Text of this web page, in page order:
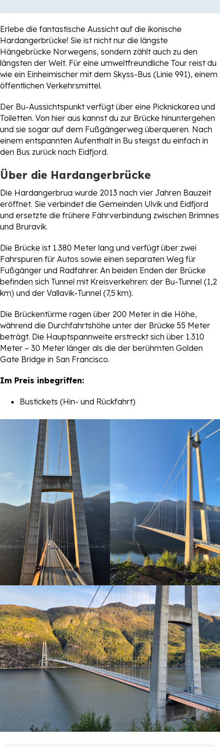
Erlebe die fantastische Aussicht auf die ikonische
Hardangerbrücke! Sie ist nicht nur die längste
Hängebrücke Norwegens, sondern zählt auch zu den
längsten der Welt. Für eine umweltfreundliche Tour reist du
wie ein Einheimischer mit dem Skyss-Bus (Linie 991), einem
öffentlichen Verkehrsmittel.
Der Bu-Aussichtspunkt verfügt über eine Picknickarea und
Toiletten. Von hier aus kannst du zur Brücke hinuntergehen
und sie sogar auf dem Fußgängerweg überqueren. Nach
einem entspannten Aufenthalt in Bu steigst du einfach in
den Bus zurück nach Eidfjord.
Über die Hardangerbrücke
Die Hardangerbrua wurde 2013 nach vier Jahren Bauzeit
eröffnet. Sie verbindet die Gemeinden Ulvik und Eidfjord
und ersetzte die frühere Fährverbindung zwischen Brimnes
und Bruravik.
Die Brücke ist 1.380 Meter lang und verfügt über zwei
Fahrspuren für Autos sowie einen separaten Weg für
Fußgänger und Radfahrer. An beiden Enden der Brücke
befinden sich Tunnel mit Kreisverkehren: der Bu-Tunnel (1,2
km) und der Vallavik-Tunnel (7,5 km).
Die Brückentürme ragen über 200 Meter in die Höhe,
während die Durchfahrtshöhe unter der Brücke 55 Meter
beträgt. Die Hauptspannweite erstreckt sich über 1.310
Meter – 30 Meter länger als die der berühmten Golden
Gate Bridge in San Francisco.
Im Preis inbegriffen:
Bustickets (Hin- und Rückfahrt)